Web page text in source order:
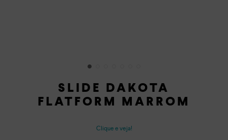
SLIDE DAKOTA
FLATFORM MARROM
Clique e veja!